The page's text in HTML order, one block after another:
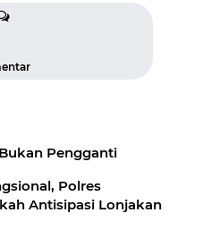
Pengganti
Polres
Antisipasi Lonjakan